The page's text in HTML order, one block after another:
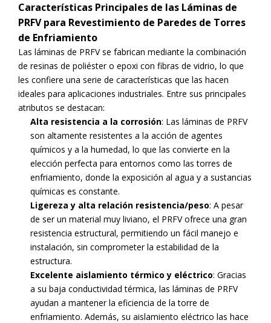
Características Principales de las Láminas de
PRFV para Revestimiento de Paredes de Torres
de Enfriamiento
Las láminas de PRFV se fabrican mediante la combinación
de resinas de poliéster o epoxi con fibras de vidrio, lo que
les confiere una serie de características que las hacen
ideales para aplicaciones industriales. Entre sus principales
atributos se destacan:
Alta resistencia a la corrosión: Las láminas de PRFV
son altamente resistentes a la acción de agentes
químicos y a la humedad, lo que las convierte en la
elección perfecta para entornos como las torres de
enfriamiento, donde la exposición al agua y a sustancias
químicas es constante.
Ligereza y alta relación resistencia/peso: A pesar
de ser un material muy liviano, el PRFV ofrece una gran
resistencia estructural, permitiendo un fácil manejo e
instalación, sin comprometer la estabilidad de la
estructura.
Excelente aislamiento térmico y eléctrico: Gracias
a su baja conductividad térmica, las láminas de PRFV
ayudan a mantener la eficiencia de la torre de
enfriamiento. Además, su aislamiento eléctrico las hace